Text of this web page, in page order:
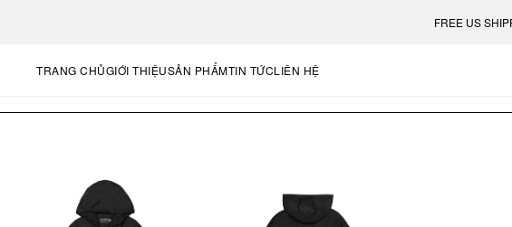
FREE US SHIPPING ON
TRANG CHỦGIỚI THIỆUSẢN PHẨMTIN TỨCLIÊN HỆ